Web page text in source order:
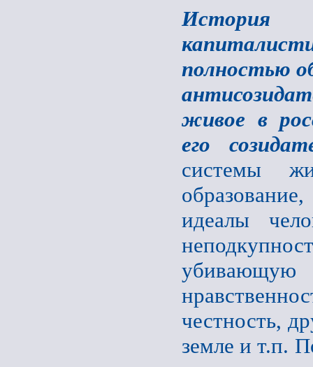
История
полностью
живое в
его
системы
идеалы
убивающую
честность,
земле и т.п.